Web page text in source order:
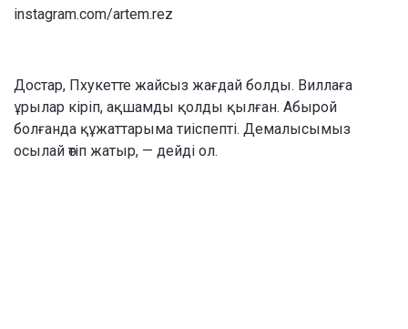
instagram.com/artem.rez
Достар, Пхукетте жайсыз жағдай болды. Виллаға
ұрылар кіріп, ақшамды қолды қылған. Абырой
болғанда құжаттарыма тиіспепті. Демалысымыз
осылай өтіп жатыр, — дейді ол.